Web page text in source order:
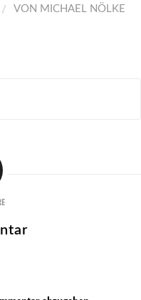
/ VON MICHAEL NÖLKE